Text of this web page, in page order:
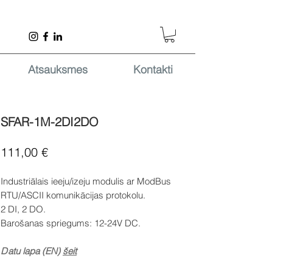
Atsauksmes Kontakti
SFAR-1M-2DI2DO
111,00 €Cena
Industriālais ieeju/izeju modulis ar ModBus
RTU/ASCII komunikācijas protokolu.
2 DI, 2 DO.
Barošanas spriegums: 12-24V DC.
Datu lapa (EN) šeit